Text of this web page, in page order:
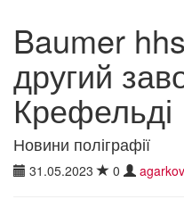
Baumer
другий
Крефельді
Новини поліграфії
31.05.2023 0 agarkov